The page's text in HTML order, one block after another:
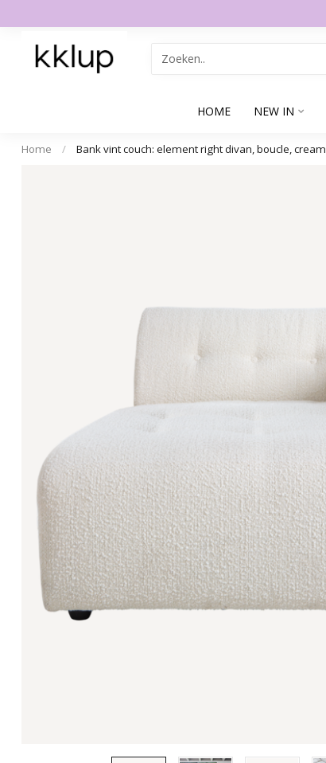
HOME NEW IN
Home / Bank vint couch: element right divan, boucle, cream